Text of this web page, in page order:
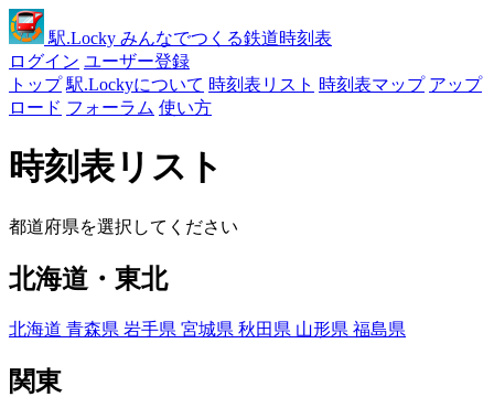
駅.Locky みんなでつくる鉄道時刻表
ログイン ユーザー登録
トップ 駅.Lockyについて 時刻表リスト 時刻表マップ アップ
ロード フォーラム 使い方
時刻表リスト
都道府県を選択してください
北海道・東北
北海道 青森県 岩手県 宮城県 秋田県 山形県 福島県
関東